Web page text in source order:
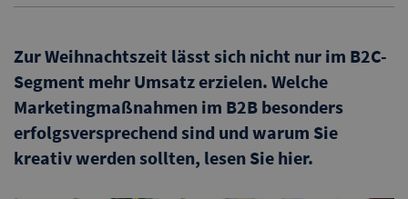
Zur Weihnachtszeit lässt sich nicht nur im B2C-
Segment mehr Umsatz erzielen. Welche
Marketingmaßnahmen im B2B besonders
erfolgsversprechend sind und warum Sie
kreativ werden sollten, lesen Sie hier.